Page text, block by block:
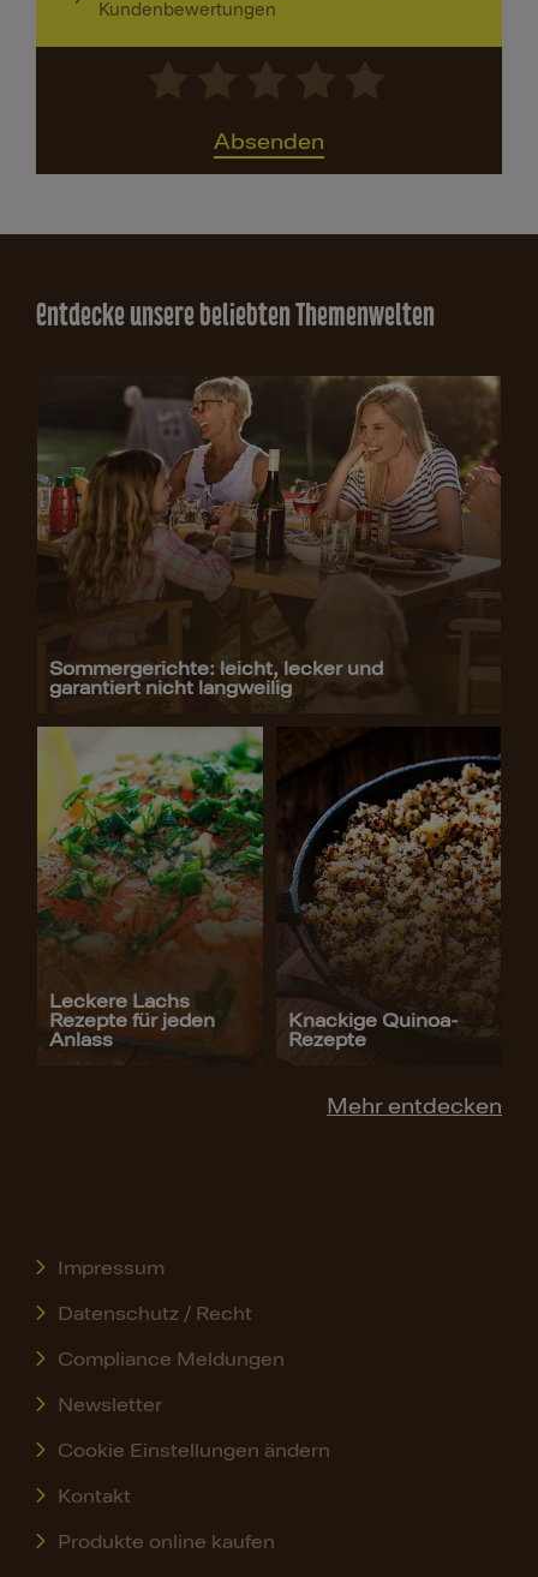
Kundenbewertungen
Absenden
Entdecke unsere beliebten Themenwelten
Sommergerichte: leicht, lecker und
garantiert nicht langweilig
Leckere Lachs
Rezepte für jeden
Anlass
Knackige Quinoa-
Rezepte
Mehr entdecken
Impressum
Datenschutz / Recht
Compliance Meldungen
Newsletter
Cookie Einstellungen ändern
Kontakt
Produkte online kaufen